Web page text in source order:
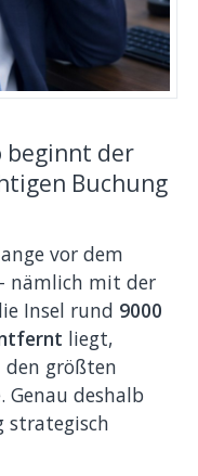
beginnt der
Buchung
vor dem
nämlich mit der
Insel rund 9000
liegt,
den größten
Genau deshalb
strategisch